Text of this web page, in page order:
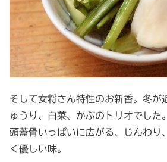
そして女将さん特性のお新香。冬が
ゅうり、白菜、かぶのトリオでした
頭蓋骨いっぱいに広がる、じんわり
く優しい味。